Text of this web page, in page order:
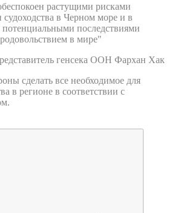
растущими рисками
судоходства в Черном море и в
последствиями
в мире"
генсека ООН Фархан Хак
сделать все необходимое для
в регионе в соответствии с